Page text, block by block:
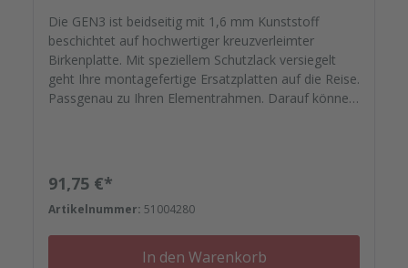
Die GEN3 ist beidseitig mit 1,6 mm Kunststoff
beschichtet auf hochwertiger kreuzverleimter
Birkenplatte. Mit speziellem Schutzlack versiegelt
geht Ihre montagefertige Ersatzplatten auf die Reise.
Passgenau zu Ihren Elementrahmen. Darauf können
Kunststoffeinsätzen bis zu
Reparaturplättchen.Ersatzplatten paarweise
Regulärer Preis:
91,75 €*
Artikelnummer: 51004280
In den Warenkorb